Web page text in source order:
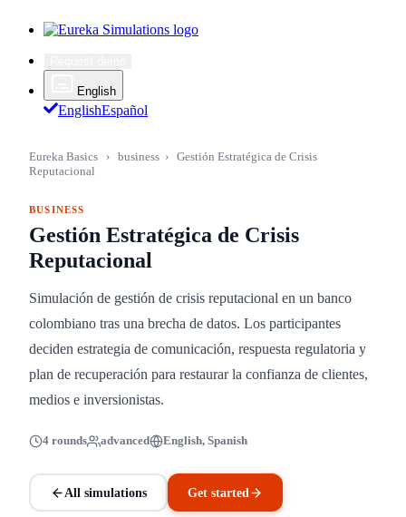
English
EnglishEspañol
Eureka Basics › business › Gestión Estratégica de Crisis
Reputacional
BUSINESS
Gestión Estratégica de Crisis
Reputacional
Simulación de gestión de crisis reputacional en un banco
colombiano tras una brecha de datos. Los participantes
deciden estrategia de comunicación, respuesta regulatoria y
plan de recuperación para restaurar la confianza de clientes,
medios e inversionistas.
4 rounds advanced English, Spanish
All simulations Get started